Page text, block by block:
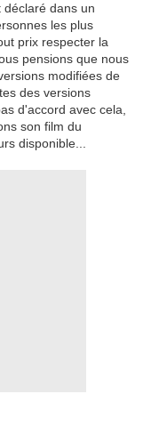
déclaré dans un
les plus
prix respecter la
pensions que nous
modifiées de
des versions
d'accord avec cela,
son film du
disponible...